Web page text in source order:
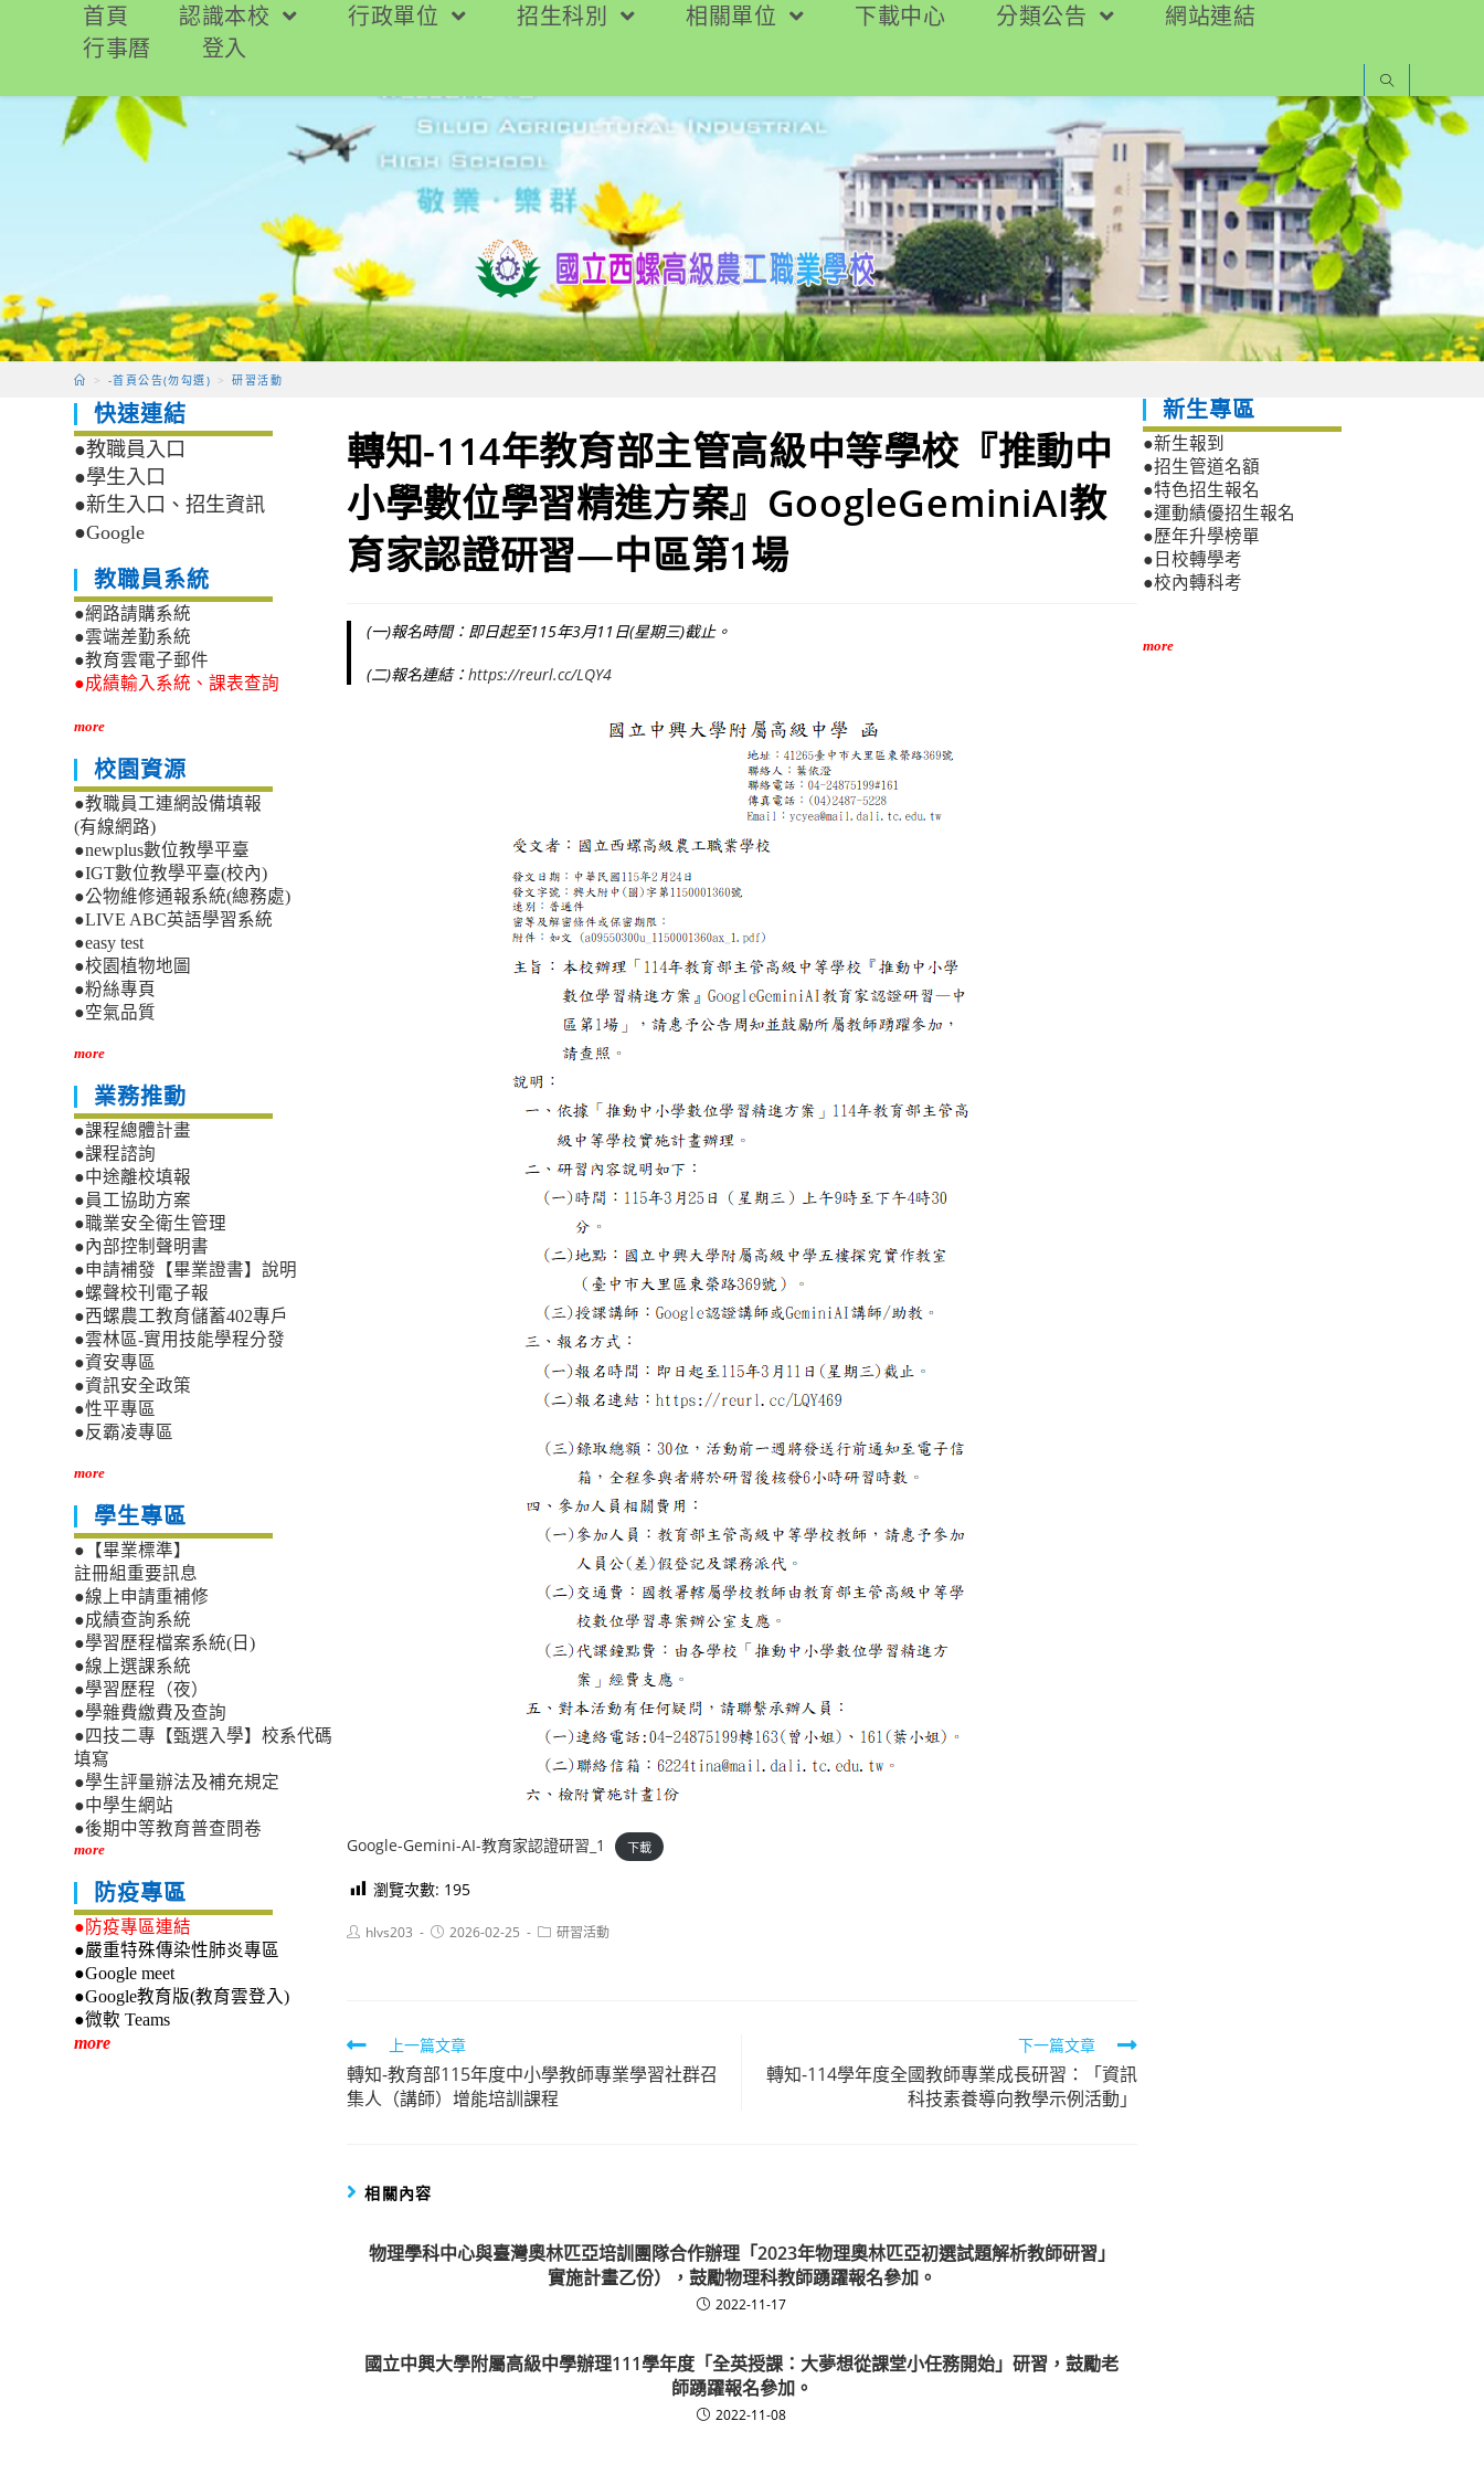
要
首頁 認識本校 行政單位 招生科別 相關單位 下載中心 分類公告
網站連結
行事曆
登入
> -首頁公告(勿勾選) > 研習活動
轉知-114年教育部主管高級中等學校『推動中
小學數位學習精進方案』GoogleGeminiAI教
育家認證研習—中區第1場
(一)報名時間：即日起至115年3月11日(星期三)截止。
(二)報名連結：https://reurl.cc/LQY4
Google-Gemini-AI-教育家認證研習_1 下載
瀏覽次數: 195
Posthlvs203
Post2026-02-25
Post研習活動
Read
more
articles
上一篇文章
轉知-教育部115年度中小學教師專業學習社群召
集人（講師）增能培訓課程
下一篇文章
轉知-114學年度全國教師專業成長研習：「資訊
科技素養導向教學示例活動」
相關內容
物理學科中心與臺灣奧林匹亞培訓團隊合作辦理「2023年物理奧林匹亞初選試題解析教師研習」
實施計畫乙份），鼓勵物理科教師踴躍報名參加。
2022-11-17
國立中興大學附屬高級中學辦理111學年度「全英授課：大夢想從課堂小任務開始」研習，鼓勵老
師踴躍報名參加。
2022-11-08
快速連結
●教職員入口
●學生入口
●新生入口、招生資訊
●Google
教職員系統
●網路請購系統
●雲端差勤系統
●教育雲電子郵件
●成績輸入系統、課表查詢
more
校園資源
●教職員工連網設備填報
(有線網路)
●newplus數位教學平臺
●IGT數位教學平臺(校內)
●公物維修通報系統(總務處)
●LIVE ABC英語學習系統
●easy test
●校園植物地圖
●粉絲專頁
●空氣品質
more
業務推動
●課程總體計畫
●課程諮詢
●中途離校填報
●員工協助方案
●職業安全衛生管理
●內部控制聲明書
●申請補發【畢業證書】說明
●螺聲校刊電子報
●西螺農工教育儲蓄402專戶
●雲林區-實用技能學程分發
●資安專區
●資訊安全政策
●性平專區
●反霸凌專區
more
學生專區
●【畢業標準】
註冊組重要訊息
●線上申請重補修
●成績查詢系統
●學習歷程檔案系統(日)
●線上選課系統
●學習歷程（夜）
●學雜費繳費及查詢
●四技二專【甄選入學】校系代碼
填寫
●學生評量辦法及補充規定
●中學生網站
●後期中等教育普查問卷
more
防疫專區
●防疫專區連結
●嚴重特殊傳染性肺炎專區
●Google meet
●Google教育版(教育雲登入)
●微軟 Teams
more
新生專區
●新生報到
●招生管道名額
●特色招生報名
●運動績優招生報名
●歷年升學榜單
●日校轉學考
●校內轉科考
more